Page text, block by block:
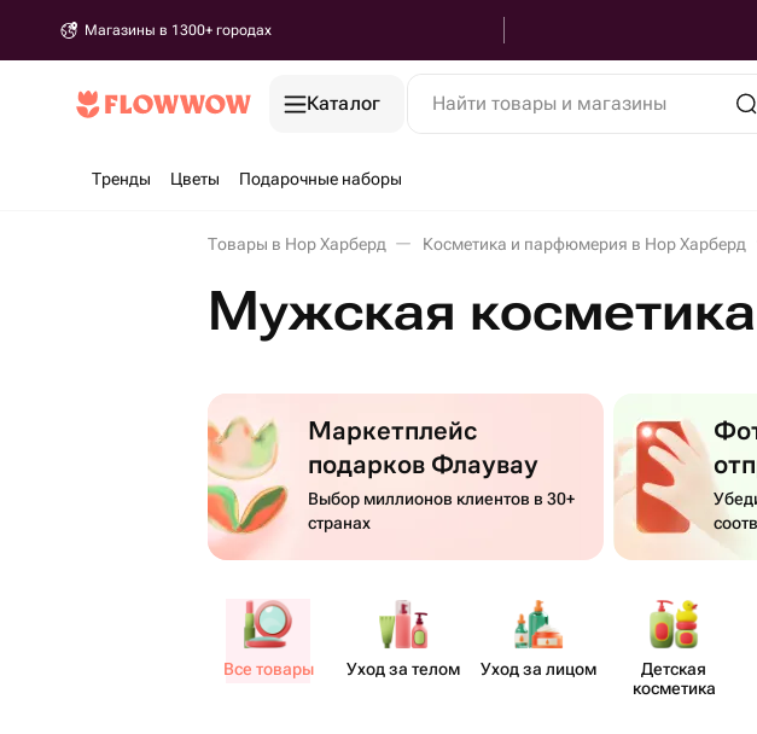
Магазины в 1300+ городах
Каталог Найти товары и магазины
Тренды Цветы Подарочные наборы
Товары в Нор Харберд Косметика и парфюмерия в Нор Харберд
Мужская
Маркетплейс
подарков Флаувау
Выбор миллионов клиентов в 30+
странах
Все товары Уход за телом Уход за лицом
Детская
косметика